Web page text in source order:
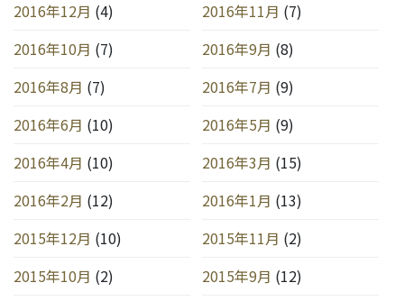
2016年12月 (4) 2016年11月 (7)
2016年10月 (7) 2016年9月 (8)
2016年8月 (7) 2016年7月 (9)
2016年6月 (10) 2016年5月 (9)
2016年4月 (10) 2016年3月 (15)
2016年2月 (12) 2016年1月 (13)
2015年12月 (10) 2015年11月 (2)
2015年10月 (2) 2015年9月 (12)